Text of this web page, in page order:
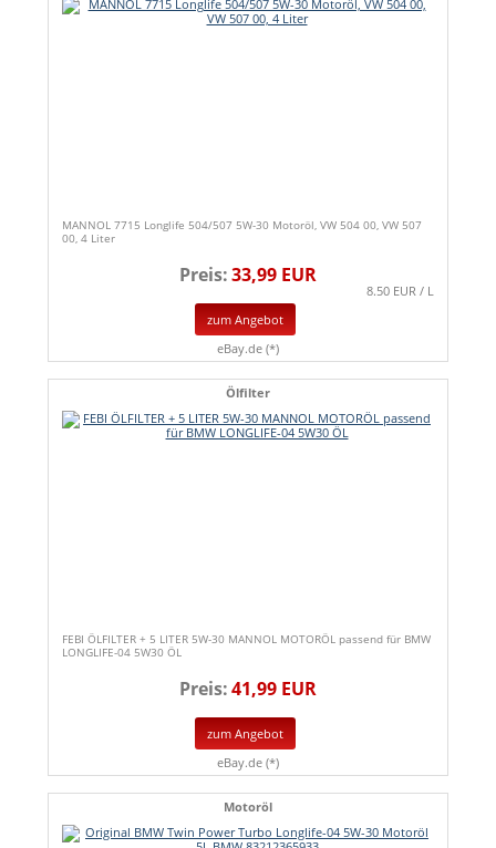
MANNOL 7715 Longlife 504/507 5W-30 Motoröl, VW 504 00, VW 507
00, 4 Liter
Preis:33,99 EUR
8.50 EUR / L
zum Angebot
eBay.de (*)
Ölfilter
FEBI ÖLFILTER + 5 LITER 5W-30 MANNOL MOTORÖL passend für BMW
LONGLIFE-04 5W30 ÖL
Preis:41,99 EUR
zum Angebot
eBay.de (*)
Motoröl